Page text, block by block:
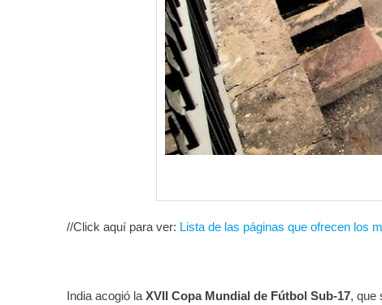
//Click aquí para ver: Lista de las páginas que ofrecen los
India acogió la​XVII Copa Mundial de Fútbol Sub-17​, que